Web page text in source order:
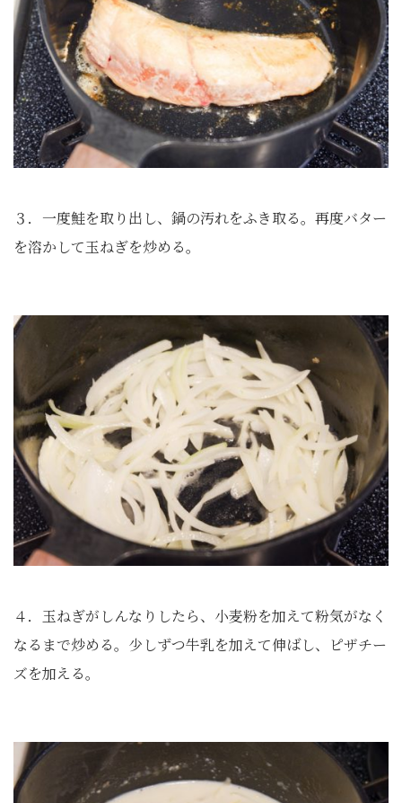
３．一度鮭を取り出し、鍋の汚れをふき取る。再度バター
を溶かして玉ねぎを炒める。
４．玉ねぎがしんなりしたら、小麦粉を加えて粉気がなく
なるまで炒める。少しずつ牛乳を加えて伸ばし、ピザチー
ズを加える。